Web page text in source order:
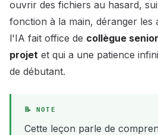
ouvrir des fichiers au hasard,
fonction à la main, déranger les
l'IA fait office de collègue
projet et qui a une patience
de débutant.
Cette leçon parle de